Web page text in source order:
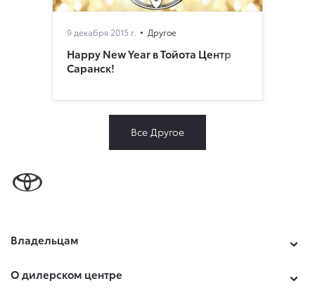
9 декабря 2015 г. Другое
Happy New Year в Тойота Центр
Саранск!
Все Другое
Владельцам
О дилерском центре